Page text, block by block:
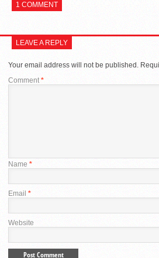
1 COMMENT
LEAVE A REPLY
Your email address will not be published.
Comment*
Name *
Email *
Website